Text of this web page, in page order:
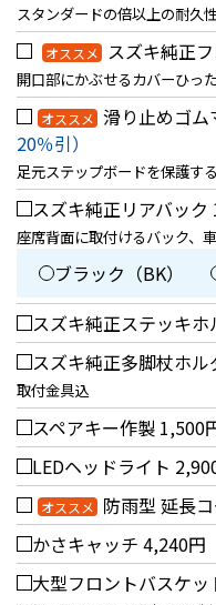
スタンダードの倍以上の耐久
オススメ スズキ純正
開口部にかぶせるカバーひっ
オススメ 滑り止めゴム
20％引）
足元ステップボードを保護す
スズキ純正リアバック
座席背面に取付けるバック、
ブラック（BK）
スズキ純正ステッキホ
スズキ純正多脚杖ホル
取付金具込
スペアキー作製 1,500
LEDヘッドライト
オススメ 防雨型 延長
かさキャッチ 4,240円
大型フロントバスケッ